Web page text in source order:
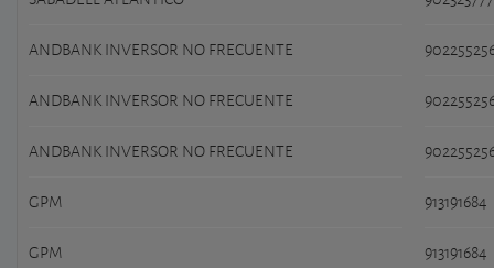
ANDBANK INVERSOR NO FRECUENTE
ANDBANK INVERSOR NO FRECUENTE
ANDBANK INVERSOR NO FRECUENTE
GPM 913191684
GPM 913191684